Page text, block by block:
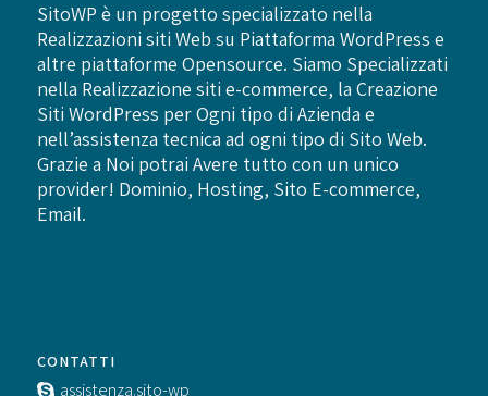
SitoWP è un progetto specializzato nella
Realizzazioni siti Web su Piattaforma WordPress e
altre piattaforme Opensource. Siamo Specializzati
nella Realizzazione siti e-commerce, la Creazione
Siti WordPress per Ogni tipo di Azienda e
nell’assistenza tecnica ad ogni tipo di Sito Web.
Grazie a Noi potrai Avere tutto con un unico
provider! Dominio, Hosting, Sito E-commerce,
Email.
CONTATTI
assistenza.sito-wp